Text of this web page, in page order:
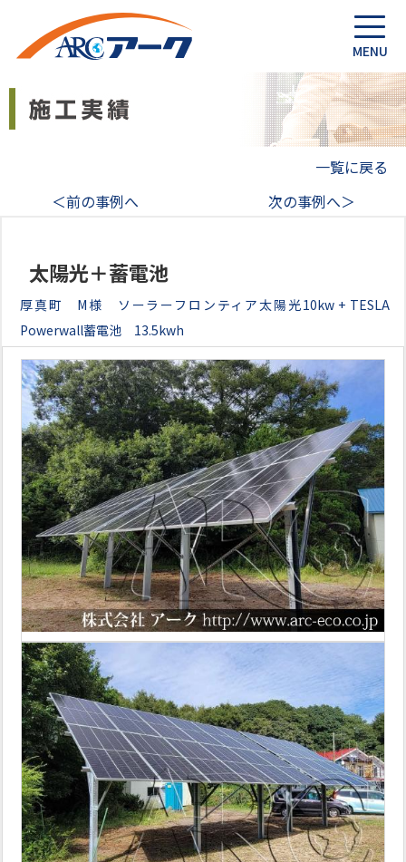
一覧に戻る
＜前の事例へ
次の事例へ＞
太陽光＋蓄電池
厚真町 M様 ソーラーフロンティア太陽光10kw + TESLA
Powerwall蓄電池 13.5kwh